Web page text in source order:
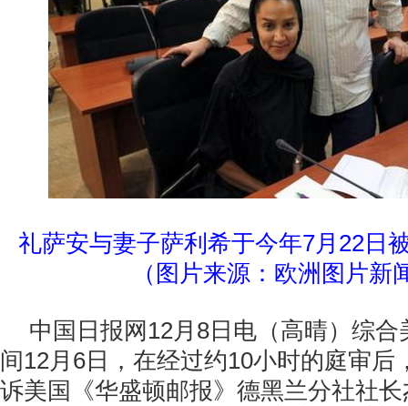
礼萨安与妻子萨利希于今年7月22日
（图片来源：欧洲图片新
中国日报网12月8日电（高晴）综
间12月6日，在经过约10小时的庭审后
诉美国《华盛顿邮报》德黑兰分社社长